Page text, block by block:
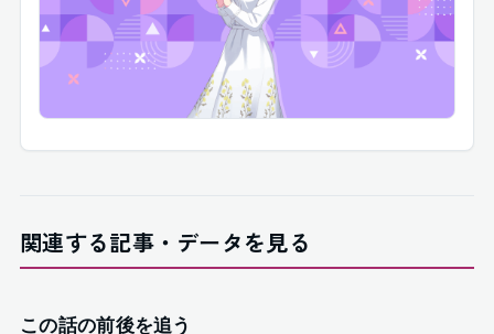
関連する記事・データを見る
この話の前後を追う